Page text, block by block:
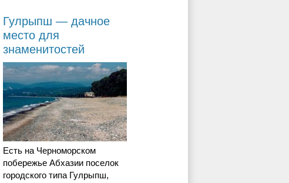
Гулрыпш — дачное
место для
знаменитостей
Есть на Черноморском
побережье Абхазии поселок
городского типа Гулрыпш,